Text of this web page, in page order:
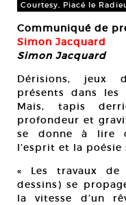
Courtesy, Piacé le
Communiqué de
Simon Jacquard
Simon Jacquard
Dérisions, jeux
présents dans les
Mais, tapis
profondeur et
se donne à lire
l’esprit et la poésie
« Les travaux de
dessins) se
la vitesse d’un